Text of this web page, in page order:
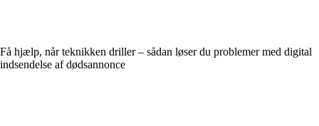
Få hjælp, når teknikken driller – sådan løser du problemer med digital
indsendelse af dødsannonce